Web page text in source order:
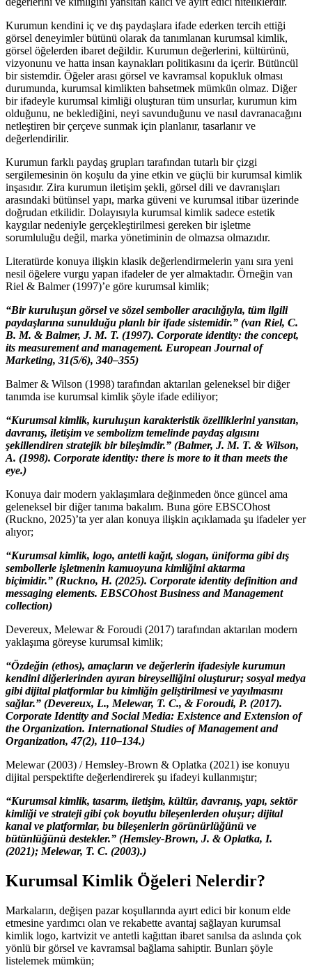
Kurumun kendini iç ve dış paydaşlara ifade ederken tercih ettiği
görsel deneyimler bütünü olarak da tanımlanan kurumsal kimlik,
görsel öğelerden ibaret değildir. Kurumun değerlerini, kültürünü,
vizyonunu ve hatta insan kaynakları politikasını da içerir. Bütüncül
bir sistemdir. Öğeler arası görsel ve kavramsal kopukluk olması
durumunda, kurumsal kimlikten bahsetmek mümkün olmaz. Diğer
bir ifadeyle kurumsal kimliği oluşturan tüm unsurlar, kurumun kim
olduğunu, ne beklediğini, neyi savunduğunu ve nasıl davranacağını
netleştiren bir çerçeve sunmak için planlanır, tasarlanır ve
değerlendirilir.
Kurumun farklı paydaş grupları tarafından tutarlı bir çizgi
sergilemesinin ön koşulu da yine etkin ve güçlü bir kurumsal kimlik
inşasıdır. Zira kurumun iletişim şekli, görsel dili ve davranışları
arasındaki bütünsel yapı, marka güveni ve kurumsal itibar üzerinde
doğrudan etkilidir. Dolayısıyla kurumsal kimlik sadece estetik
kaygılar nedeniyle gerçekleştirilmesi gereken bir işletme
sorumluluğu değil, marka yönetiminin de olmazsa olmazıdır.
Literatürde konuya ilişkin klasik değerlendirmelerin yanı sıra yeni
nesil öğelere vurgu yapan ifadeler de yer almaktadır. Örneğin van
Riel & Balmer (1997)’e göre kurumsal kimlik;
“Bir kuruluşun görsel ve sözel semboller aracılığıyla, tüm ilgili
paydaşlarına sunulduğu planlı bir ifade sistemidir.” (van Riel, C.
B. M. & Balmer, J. M. T. (1997). Corporate identity: the concept,
its measurement and management. European Journal of
Marketing, 31(5/6), 340–355)
Balmer & Wilson (1998) tarafından aktarılan geleneksel bir diğer
tanımda ise kurumsal kimlik şöyle ifade ediliyor;
“Kurumsal kimlik, kuruluşun karakteristik özelliklerini yansıtan,
davranış, iletişim ve sembolizm temelinde paydaş algısını
şekillendiren stratejik bir bileşimdir.” (Balmer, J. M. T. & Wilson,
A. (1998). Corporate identity: there is more to it than meets the
eye.)
Konuya dair modern yaklaşımlara değinmeden önce güncel ama
geleneksel bir diğer tanıma bakalım. Buna göre EBSCOhost
(Ruckno, 2025)’ta yer alan konuya ilişkin açıklamada şu ifadeler yer
alıyor;
“Kurumsal kimlik, logo, antetli kağıt, slogan, üniforma gibi dış
sembollerle işletmenin kamuoyuna kimliğini aktarma
biçimidir.” (Ruckno, H. (2025). Corporate identity definition and
messaging elements. EBSCOhost Business and Management
collection)
Devereux, Melewar & Foroudi (2017) tarafından aktarılan modern
yaklaşıma göreyse kurumsal kimlik;
“Özdeğin (ethos), amaçların ve değerlerin ifadesiyle kurumun
kendini diğerlerinden ayıran bireyselliğini oluşturur; sosyal medya
gibi dijital platformlar bu kimliğin geliştirilmesi ve yayılmasını
sağlar.” (Devereux, L., Melewar, T. C., & Foroudi, P. (2017).
Corporate Identity and Social Media: Existence and Extension of
the Organization. International Studies of Management and
Organization, 47(2), 110–134.)
Melewar (2003) / Hemsley-Brown & Oplatka (2021) ise konuyu
dijital perspektifte değerlendirerek şu ifadeyi kullanmıştır;
“Kurumsal kimlik, tasarım, iletişim, kültür, davranış, yapı, sektör
kimliği ve strateji gibi çok boyutlu bileşenlerden oluşur; dijital
kanal ve platformlar, bu bileşenlerin görünürlüğünü ve
bütünlüğünü destekler.” (Hemsley-Brown, J. & Oplatka, I.
(2021); Melewar, T. C. (2003).)
Kurumsal Kimlik Öğeleri Nelerdir?
Markaların, değişen pazar koşullarında ayırt edici bir konum elde
etmesine yardımcı olan ve rekabette avantaj sağlayan kurumsal
kimlik logo, kartvizit ve antetli kağıttan ibaret sanılsa da aslında çok
yönlü bir görsel ve kavramsal bağlama sahiptir. Bunları şöyle
listelemek mümkün;